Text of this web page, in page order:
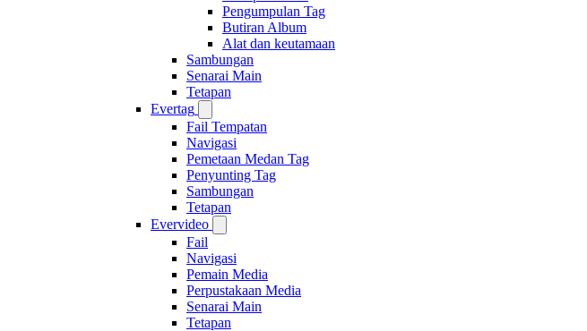
Pengumpulan Tag
Butiran Album
Alat dan keutamaan
Sambungan
Senarai Main
Tetapan
Evertag
Fail Tempatan
Navigasi
Pemetaan Medan Tag
Penyunting Tag
Sambungan
Tetapan
Evervideo
Fail
Navigasi
Pemain Media
Perpustakaan Media
Senarai Main
Tetapan